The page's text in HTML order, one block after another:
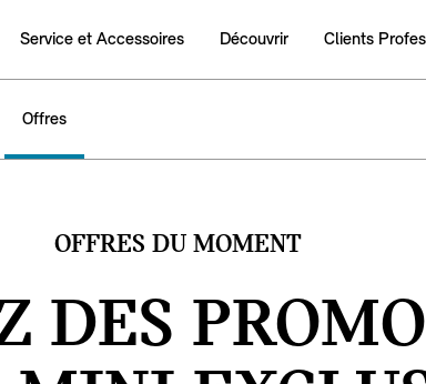
Service et Accessoires Découvrir Clients
Offres
OFFRES DU MOMENT
DES